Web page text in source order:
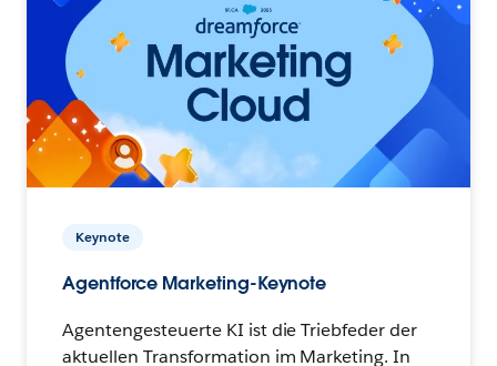
Keynote
Agentforce Marketing-Keynote
Agentengesteuerte KI ist die Triebfeder der
aktuellen Transformation im Marketing. In